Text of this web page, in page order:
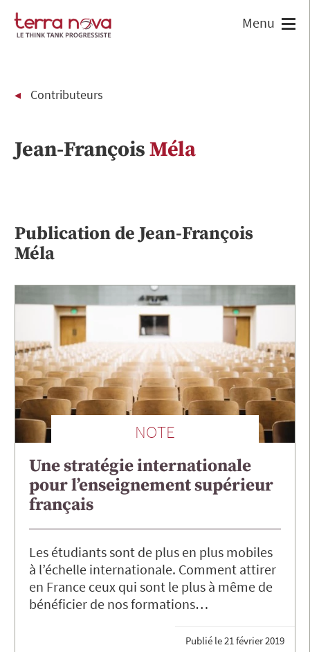
Contributeurs
Jean-FrançoisMéla
Publication deJean-François
Méla
NOTE
Une stratégie internationale
pour l’enseignement supérieur
français
Les étudiants sont de plus en plus mobiles
à l’échelle internationale. Comment attirer
en France ceux qui sont le plus à même de
bénéficier de nos formations…
Publié le21 février 2019